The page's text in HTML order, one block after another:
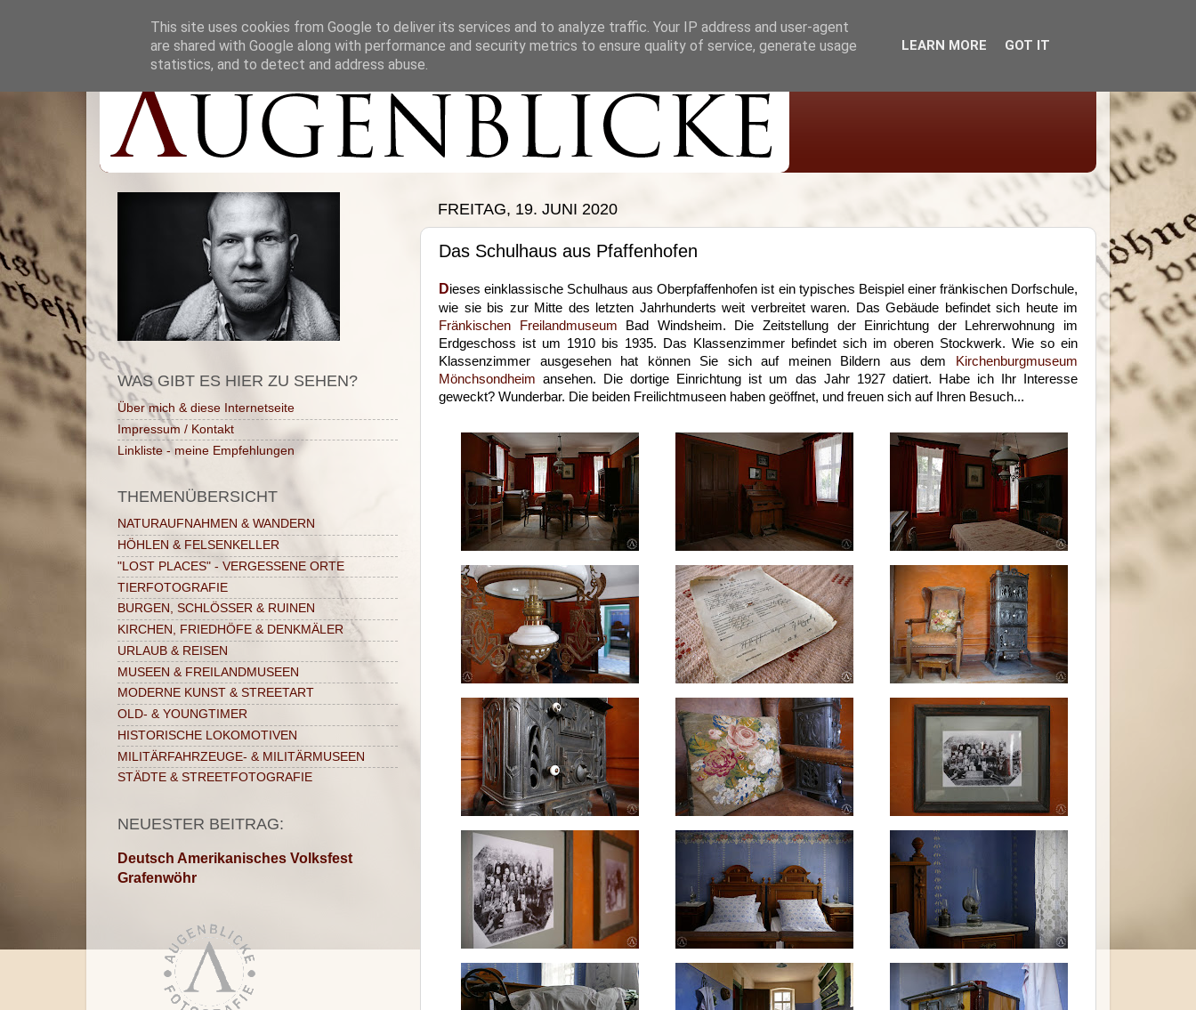
FREITAG, 19. JUNI 2020
Das Schulhaus aus Pfaffenhofen
Dieses einklassische Schulhaus aus Oberpfaffenhofen ist ein typisches Beispiel einer fränkischen Dorfschule,
wie sie bis zur Mitte des letzten Jahrhunderts weit verbreitet waren. Das Gebäude befindet sich heute im
Fränkischen Freilandmuseum Bad Windsheim. Die Zeitstellung der Einrichtung der Lehrerwohnung im
Erdgeschoss ist um 1910 bis 1935. Das Klassenzimmer befindet sich im oberen Stockwerk. Wie so ein
Klassenzimmer ausgesehen hat können Sie sich auf meinen Bildern aus dem
Kirchenburgmuseum
Mönchsondheim ansehen. Die dortige Einrichtung ist um das Jahr 1927 datiert. Habe ich Ihr Interesse
geweckt? Wunderbar. Die beiden Freilichtmuseen haben geöffnet, und freuen sich auf Ihren Besuch...
WAS GIBT ES HIER ZU SEHEN?
Über mich & diese Internetseite
Impressum / Kontakt
Linkliste - meine Empfehlungen
THEMENÜBERSICHT
NATURAUFNAHMEN & WANDERN
HÖHLEN & FELSENKELLER
"LOST PLACES" - VERGESSENE ORTE
TIERFOTOGRAFIE
BURGEN, SCHLÖSSER & RUINEN
KIRCHEN, FRIEDHÖFE & DENKMÄLER
URLAUB & REISEN
MUSEEN & FREILANDMUSEEN
MODERNE KUNST & STREETART
OLD- & YOUNGTIMER
HISTORISCHE LOKOMOTIVEN
MILITÄRFAHRZEUGE- & MILITÄRMUSEEN
STÄDTE & STREETFOTOGRAFIE
NEUESTER BEITRAG:
Deutsch Amerikanisches Volksfest
Grafenwöhr
This site uses cookies from Google to deliver its services and to analyze traffic. Your IP address and user-agent
are shared with Google along with performance and security metrics to ensure quality of service, generate usage
statistics, and to detect and address abuse.
LEARN MORE GOT IT